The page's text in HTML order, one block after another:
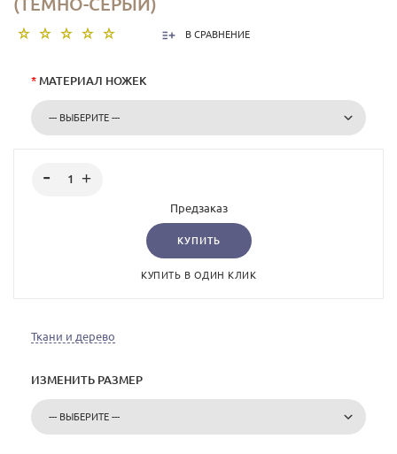
(ТЕМНО-СЕРЫЙ)
В СРАВНЕНИЕ
* МАТЕРИАЛ НОЖЕК
Предзаказ
КУПИТЬ
КУПИТЬ В ОДИН КЛИК
Ткани и дерево
ИЗМЕНИТЬ РАЗМЕР